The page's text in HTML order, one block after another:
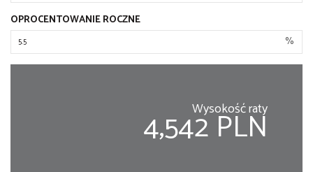
OPROCENTOWANIE ROCZNE
%
Wysokość raty
4,542 PLN